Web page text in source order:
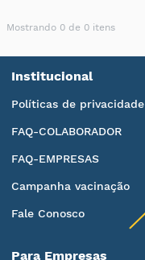
Mostrando 0 de 0 itens
Institucional
Políticas de privacidade
FAQ-COLABORADOR
FAQ-EMPRESAS
Campanha vacinação
Fale Conosco
Para Empresas